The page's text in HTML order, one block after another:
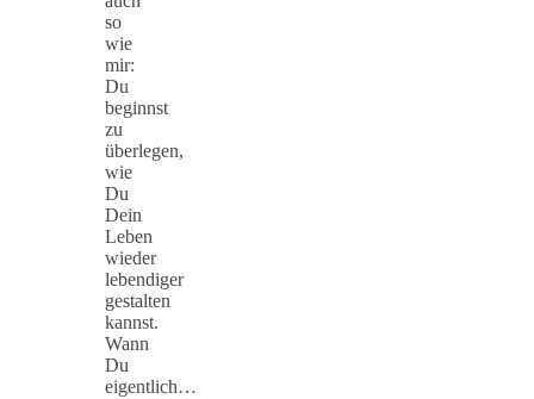
so
wie
mir:
Du
beginnst
zu
überlegen,
wie
Du
Dein
Leben
wieder
lebendiger
gestalten
kannst.
Wann
Du
eigentlich…